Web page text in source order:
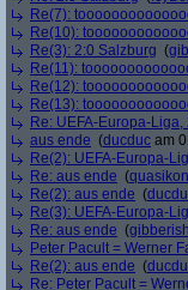
Re(7):
Re(10):
Re(3): 2:0 Salzburg (
Re(11):
Re(12):
Re(13):
Re: UEFA-Europa-
aus ende (ducduc am
Re(2): UEFA-Europa-
Re: aus ende (
Re(2): aus ende (
Re(3): UEFA-Europa-
Re: aus ende (gibberish
Peter Pacult = Werner
Re(2): aus ende (
Re: Peter Pacult =